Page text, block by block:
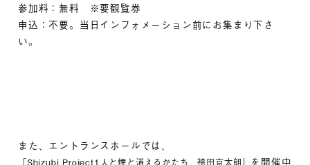
参加料：無料 ※要観覧券
申込：不要。当日インフォメーション前にお集まり下さ
い。
また、エントランスホールでは、
「Shizubi Project1人と煙と消えるかたち 袴田京太朗」 を開催中